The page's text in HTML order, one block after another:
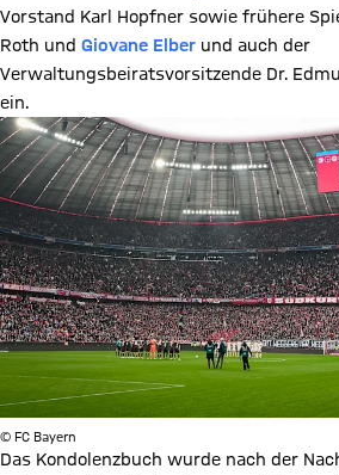
Vorstand Karl Hopfner sowie frühere
Roth und Giovane Elber und auch der
Verwaltungsbeiratsvorsitzende Dr.
ein.
© FC Bayern
Das Kondolenzbuch wurde nach der